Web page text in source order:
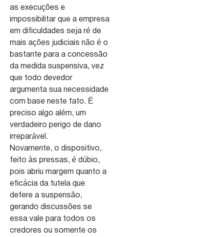
as execuções e
impossibilitar que a empresa
em dificuldades seja ré de
mais ações judiciais não é o
bastante para a concessão
da medida suspensiva, vez
que todo devedor
argumenta sua necessidade
com base neste fato. É
preciso algo além, um
verdadeiro perigo de dano
irreparável.
Novamente, o dispositivo,
feito às pressas, é dúbio,
pois abriu margem quanto a
eficácia da tutela que
defere a suspensão,
gerando discussões se
essa vale para todos os
credores ou somente os